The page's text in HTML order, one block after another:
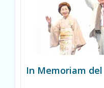
In Memoriam del